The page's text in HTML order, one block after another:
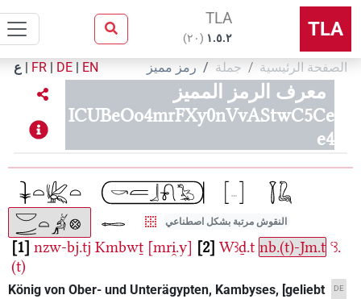
TLA
TLA
۱.٥.٢ (٢٠)
الرئيسية جملة رمز مميز |
DE
|
FR
| ع
معرف الرمز المميز
ICUBeOo4mrFXy0nVvAStwC5Ce
e4
النقوش مرتبة بشكل اصطناعي
1 nzw-bj.tj Kmbwṯ [mri̯.y] 2 Wꜣḏ.t nb.(t)-Jm.t
König von Ober- und Unterägypten, Kambyses, [geliebt